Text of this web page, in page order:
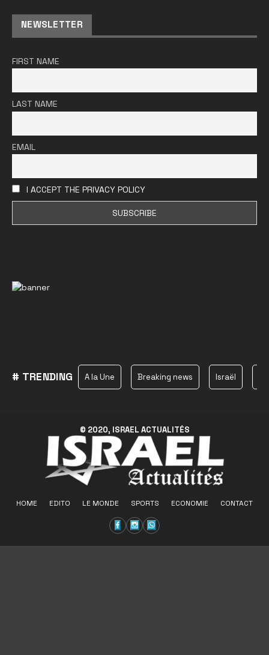
NEWSLETTER
FIRST NAME
LAST NAME
EMAIL
I ACCEPT THE PRIVACY POLICY
# TRENDING A la Une Breaking news Israël
© 2020, ISRAEL ACTUALITÉS
HOME EDITO LE MONDE SPORTS ECONOMIE CONTACT